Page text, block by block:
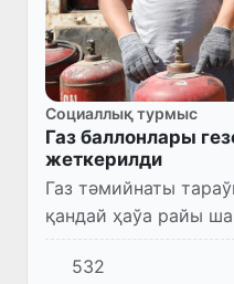
Социаллық турмыс
Газ баллонлары
жеткерилди
Газ тәмийнаты
қандай ҳаўа райы
қақаман суўығында,
күнлеринде де
532